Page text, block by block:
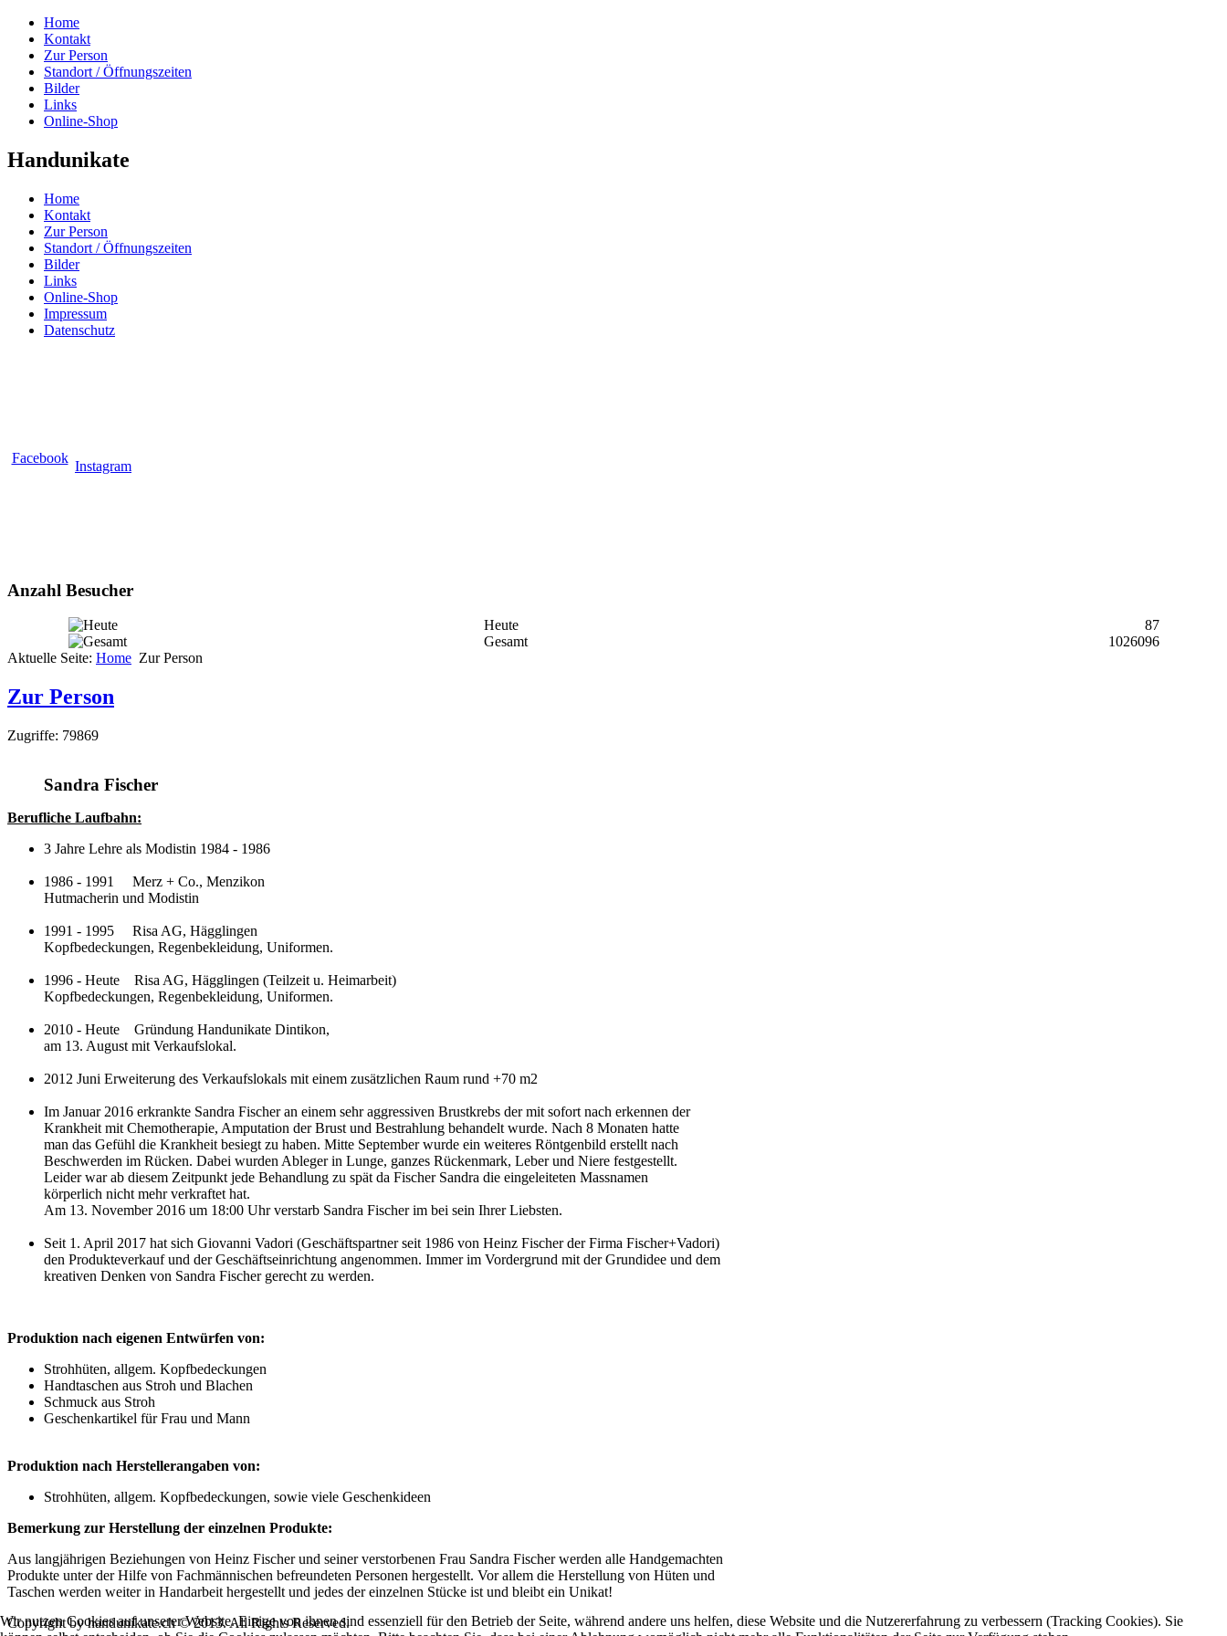
Home
Kontakt
Zur Person
Standort / Öffnungszeiten
Bilder
Links
Online-Shop
Handunikate
Home
Kontakt
Zur Person
Standort / Öffnungszeiten
Bilder
Links
Online-Shop
Impressum
Datenschutz
Facebook
Instagram
Anzahl Besucher
Heute
87
Gesamt
1026096
Aktuelle Seite: Home Zur Person
Zur Person
Zugriffe: 79869
Sandra Fischer
Berufliche Laufbahn:
3 Jahre Lehre als Modistin 1984 - 1986
1986 - 1991 Merz + Co., Menzikon
Hutmacherin und Modistin
1991 - 1995 Risa AG, Hägglingen
Kopfbedeckungen, Regenbekleidung, Uniformen.
1996 - Heute Risa AG, Hägglingen (Teilzeit u. Heimarbeit)
Kopfbedeckungen, Regenbekleidung, Uniformen.
2010 - Heute Gründung Handunikate Dintikon,
am 13. August mit Verkaufslokal.
2012 Juni Erweiterung des Verkaufslokals mit einem zusätzlichen Raum rund +70 m2
Im Januar 2016 erkrankte Sandra Fischer an einem sehr aggressiven Brustkrebs der mit sofort nach erkennen der
Krankheit mit Chemotherapie, Amputation der Brust und Bestrahlung behandelt wurde. Nach 8 Monaten hatte
man das Gefühl die Krankheit besiegt zu haben. Mitte September wurde ein weiteres Röntgenbild erstellt nach
Beschwerden im Rücken. Dabei wurden Ableger in Lunge, ganzes Rückenmark, Leber und Niere festgestellt.
Leider war ab diesem Zeitpunkt jede Behandlung zu spät da Fischer Sandra die eingeleiteten Massnamen
körperlich nicht mehr verkraftet hat.
Am 13. November 2016 um 18:00 Uhr verstarb Sandra Fischer im bei sein Ihrer Liebsten.
Seit 1. April 2017 hat sich Giovanni Vadori (Geschäftspartner seit 1986 von Heinz Fischer der Firma Fischer+Vadori)
den Produkteverkauf und der Geschäftseinrichtung angenommen. Immer im Vordergrund mit der Grundidee und dem
kreativen Denken von Sandra Fischer gerecht zu werden.
Produktion nach eigenen Entwürfen von:
Strohhüten, allgem. Kopfbedeckungen
Handtaschen aus Stroh und Blachen
Schmuck aus Stroh
Geschenkartikel für Frau und Mann
Produktion nach Herstellerangaben von:
Strohhüten, allgem. Kopfbedeckungen, sowie viele Geschenkideen
Bemerkung zur Herstellung der einzelnen Produkte:
Aus langjährigen Beziehungen von Heinz Fischer und seiner verstorbenen Frau Sandra Fischer werden alle Handgemachten
Produkte unter der Hilfe von Fachmännischen befreundeten Personen hergestellt. Vor allem die Herstellung von Hüten und
Taschen werden weiter in Handarbeit hergestellt und jedes der einzelnen Stücke ist und bleibt ein Unikat!
Copyright by handunikate.ch © 2013. All Rights Reserved.
Wir nutzen Cookies auf unserer Website. Einige von ihnen sind essenziell für den Betrieb der Seite, während andere uns helfen, diese Website und die Nutzererfahrung zu verbessern (Tracking Cookies). Sie